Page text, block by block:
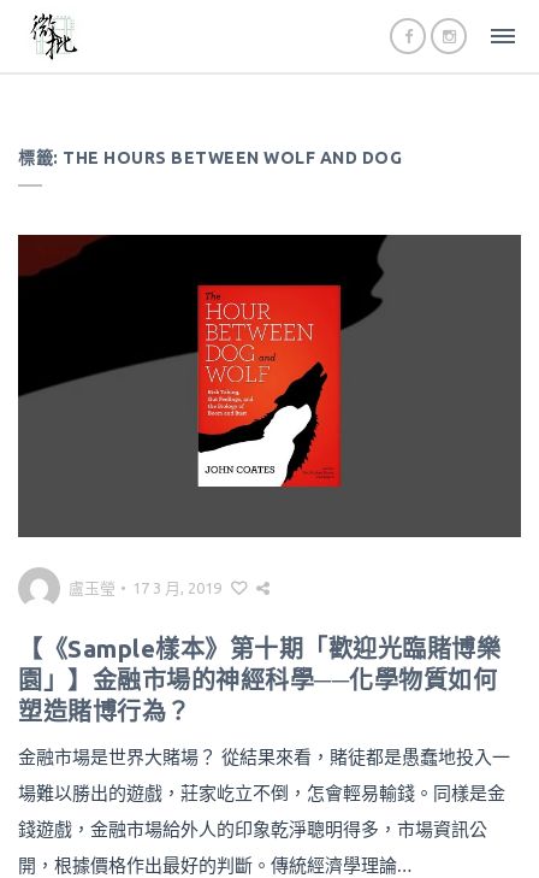
標籤: THE HOURS BETWEEN WOLF AND DOG
盧玉瑩 • 17 3 月, 2019
【《Sample樣本》第十期「歡迎光臨賭博樂
園」】金融市場的神經科學──化學物質如何
塑造賭博行為？
金融市場是世界大賭場？ 從結果來看，賭徒都是愚蠢地投入一
場難以勝出的遊戲，莊家屹立不倒，怎會輕易輸錢。同樣是金
錢遊戲，金融市場給外人的印象乾淨聰明得多，市場資訊公
開，根據價格作出最好的判斷。傳統經濟學理論…